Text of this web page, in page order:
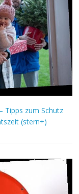
Tipps zum Schutz
(stern+)